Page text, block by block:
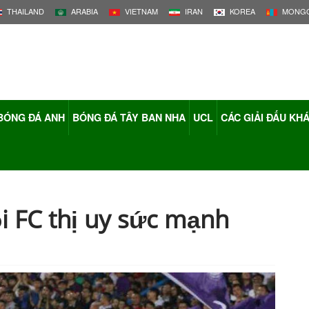
THAILAND ARABIA VIETNAM IRAN KOREA
ĐÁ ANH BÓNG ĐÁ TÂY BAN NHA UCL CÁC GIẢI ĐẤU
FC thị uy sức mạnh